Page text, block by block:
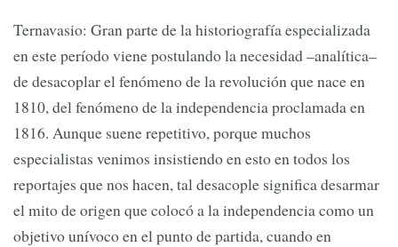
Ternavasio: Gran parte de la historiografía especializada
en este período viene postulando la necesidad –analítica–
de desacoplar el fenómeno de la revolución que nace en
1810, del fenómeno de la independencia proclamada en
1816. Aunque suene repetitivo, porque muchos
especialistas venimos insistiendo en esto en todos los
reportajes que nos hacen, tal desacople significa desarmar
el mito de origen que colocó a la independencia como un
objetivo unívoco en el punto de partida, cuando en